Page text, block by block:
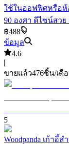
ใช้ในออฟฟิศหรือห้
90 องศา ดีไซน์สว
฿488
ข้อมูล
4.6
|
ขายแล้ว476ชิ้น/เดื
5
Woodpanda เก้าอี้